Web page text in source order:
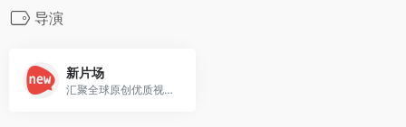
导演
新片场
汇聚全球原创优质视频及创作人